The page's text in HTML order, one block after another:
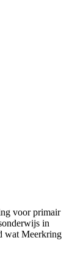
voor primair
in
wat Meerkring